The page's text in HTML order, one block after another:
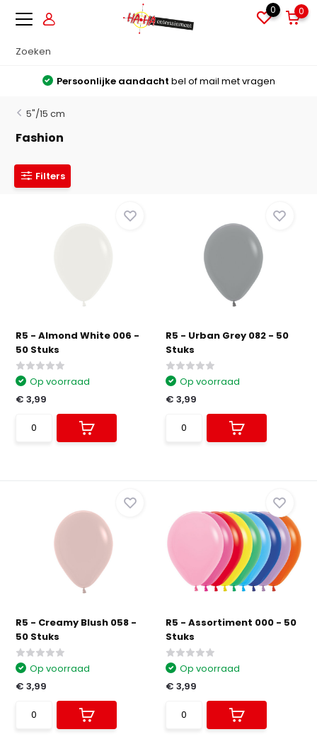
0 0
Grote voorradenAlles direct leverbaar uit voorraad
5"/15 cm
Fashion
Filters
R5 - Almond White 006 -
50 Stuks
Op voorraad
€ 3,99
R5 - Urban Grey 082 - 50
Stuks
Op voorraad
€ 3,99
R5 - Creamy Blush 058 -
50 Stuks
Op voorraad
€ 3,99
R5 - Assortiment 000 - 50
Stuks
Op voorraad
€ 3,99